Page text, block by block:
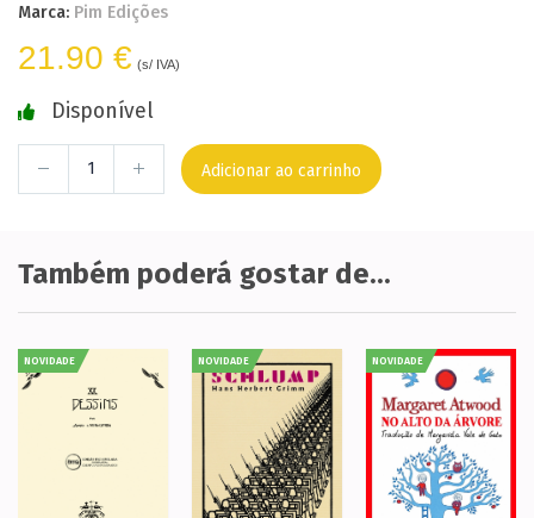
Marca: Pim Edições
21.90 € (s/ IVA)
Disponível
Adicionar ao carrinho
Também poderá gostar de...
NOVIDADE NOVIDADE NOVIDADE